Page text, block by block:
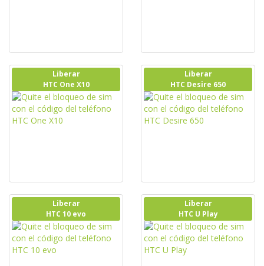
Liberar
HTC One X10
Liberar
HTC Desire 650
Liberar
HTC 10 evo
Liberar
HTC U Play